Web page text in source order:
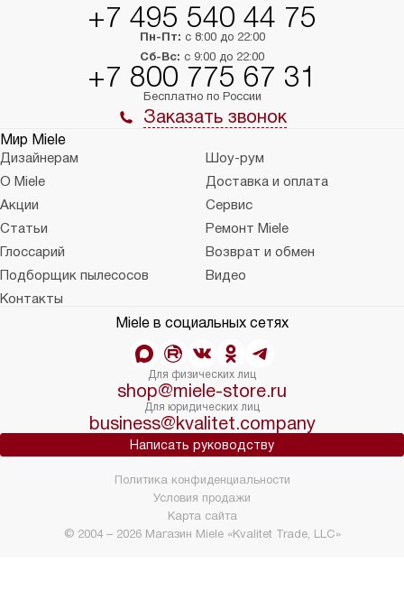
+7 495 540 44 75
Пн-Пт: с 8:00 до 22:00
Сб-Вс: с 9:00 до 22:00
+7 800 775 67 31
Бесплатно по России
Заказать звонок
Мир Miele
Дизайнерам
Шоу-рум
О Miele
Доставка и оплата
Акции
Сервис
Статьи
Ремонт Miele
Глоссарий
Возврат и обмен
Подборщик пылесосов
Видео
Контакты
Miele в социальных сетях
Для физических лиц
shop@miele-store.ru
Для юридических лиц
business@kvalitet.company
Написать руководству
© 2004 – 2026 Магазин Miele «Kvalitet Trade, LLC»
Политика конфиденциальности
Условия продажи
Карта сайта